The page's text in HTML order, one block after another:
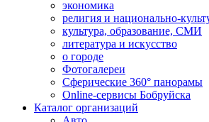
экономика
религия и национально-
культура, образование, СМИ
литература и искусство
о городе
Фотогалереи
Сферические 360° панорамы
Online-сервисы Бобруйска
Каталог организаций